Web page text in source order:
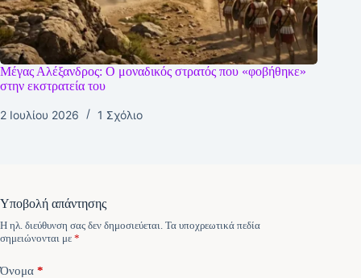
Μέγας Αλέξανδρος: O μοναδικός στρατός που «φοβήθηκε»
στην εκστρατεία του
2 Ιουλίου 2026 1 Σχόλιο
Υποβολή απάντησης
Η ηλ. διεύθυνση σας δεν δημοσιεύεται. Τα υποχρεωτικά πεδία
σημειώνονται με *
Όνομα *